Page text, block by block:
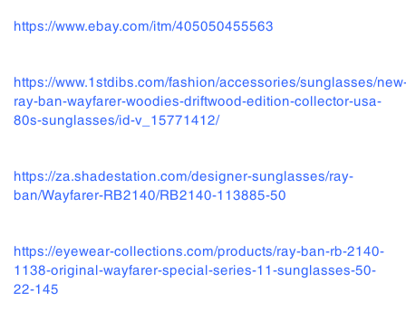
https://www.ebay.com/itm/405050455563
https://www.1stdibs.com/fashion/accessories/sunglasses/
ray-ban-wayfarer-woodies-driftwood-edition-collector-usa-
80s-sunglasses/id-v_15771412/
https://za.shadestation.com/designer-sunglasses/ray-
ban/Wayfarer-RB2140/RB2140-113885-50
https://eyewear-collections.com/products/ray-ban-rb-2140-
1138-original-wayfarer-special-series-11-sunglasses-50-
22-145